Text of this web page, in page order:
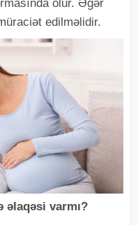
olur. Əgər
edilməlidir.
əlaqəsi varmı?